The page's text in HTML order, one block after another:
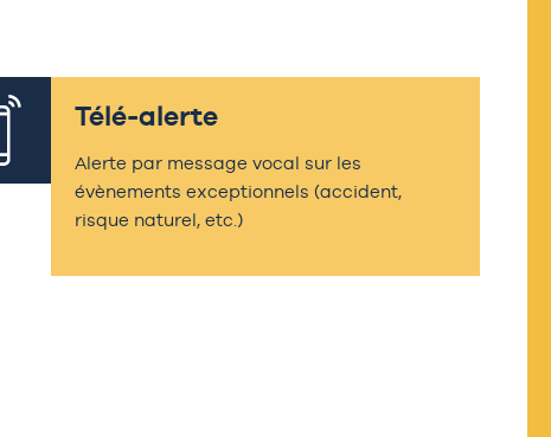
Télé-alerte
Alerte par message vocal sur les
évènements exceptionnels (accident,
risque naturel, etc.)